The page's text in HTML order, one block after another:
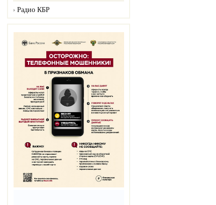
Радио КБР